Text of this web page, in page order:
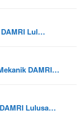
DAMRI Lul…
DAMRI…
Lulusa…